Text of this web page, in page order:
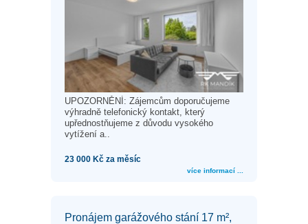
UPOZORNĚNÍ: Zájemcům doporučujeme
výhradně telefonický kontakt, který
upřednostňujeme z důvodu vysokého
vytížení a..
23 000 Kč za měsíc
více informací ...
Pronájem garážového stání 17 m²,